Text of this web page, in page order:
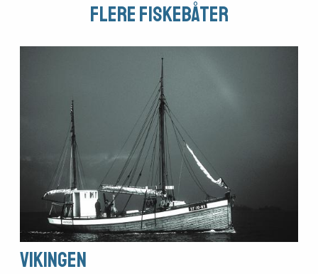
Flere fiskebåter
Vikingen